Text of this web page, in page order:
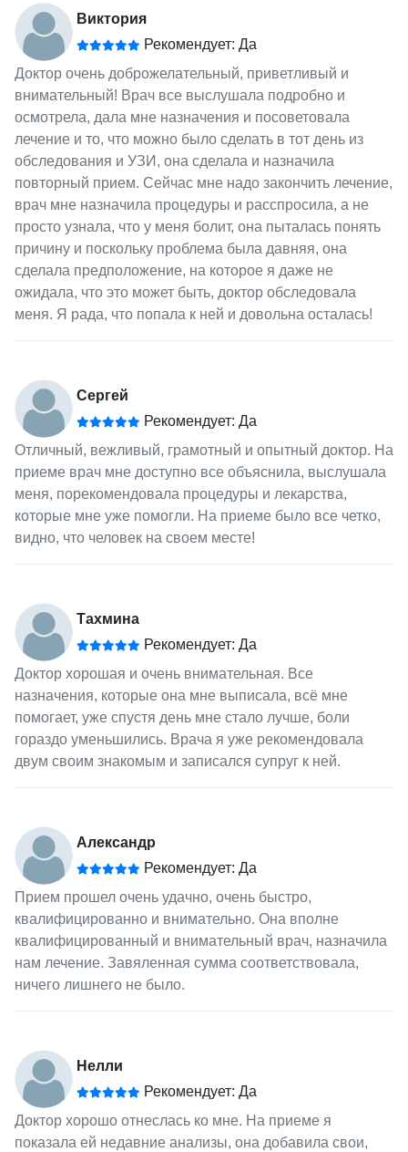
Виктория
Рекомендует: Да
Доктор очень доброжелательный, приветливый и
внимательный! Врач все выслушала подробно и
осмотрела, дала мне назначения и посоветовала
лечение и то, что можно было сделать в тот день из
обследования и УЗИ, она сделала и назначила
повторный прием. Сейчас мне надо закончить лечение,
врач мне назначила процедуры и расспросила, а не
просто узнала, что у меня болит, она пыталась понять
причину и поскольку проблема была давняя, она
сделала предположение, на которое я даже не
ожидала, что это может быть, доктор обследовала
меня. Я рада, что попала к ней и довольна осталась!
Сергей
Рекомендует: Да
Отличный, вежливый, грамотный и опытный доктор. На
приеме врач мне доступно все объяснила, выслушала
меня, порекомендовала процедуры и лекарства,
которые мне уже помогли. На приеме было все четко,
видно, что человек на своем месте!
Тахмина
Рекомендует: Да
Доктор хорошая и очень внимательная. Все
назначения, которые она мне выписала, всё мне
помогает, уже спустя день мне стало лучше, боли
гораздо уменьшились. Врача я уже рекомендовала
двум своим знакомым и записался супруг к ней.
Александр
Рекомендует: Да
Прием прошел очень удачно, очень быстро,
квалифицированно и внимательно. Она вполне
квалифицированный и внимательный врач, назначила
нам лечение. Завяленная сумма соответствовала,
ничего лишнего не было.
Нелли
Рекомендует: Да
Доктор хорошо отнеслась ко мне. На приеме я
показала ей недавние анализы, она добавила свои,